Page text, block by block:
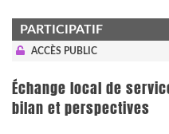
PARTICIPATIF
ACCÈS PUBLIC
Échange local de
bilan et perspectives